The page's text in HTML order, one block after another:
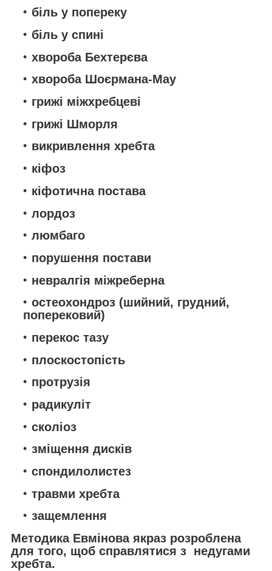
біль у попереку
біль у спині
хвороба Бехтерєва
хвороба Шоєрмана-Мау
грижі міжхребцеві
грижі Шморля
викривлення хребта
кіфоз
кіфотична постава
лордоз
люмбаго
порушення постави
невралгія міжреберна
остеохондроз (шийний, грудний,
поперековий)
перекос тазу
плоскостопість
протрузія
радикуліт
сколіоз
зміщення дисків
спондилолистез
травми хребта
защемлення
Методика Евмінова якраз розроблена
для того, щоб справлятися з недугами
хребта.